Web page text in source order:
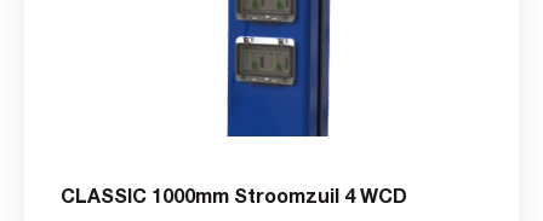
CLASSIC 1000mm Stroomzuil 4 WCD